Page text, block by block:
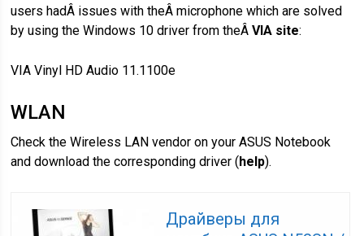
users hadÂ issues with theÂ microphone which are solved
by using the Windows 10 driver from theÂVIA site:
VIA Vinyl HD Audio 11.1100e
WLAN
Check the Wireless LAN vendor on your ASUS Notebook
and download the corresponding driver (help).
Драйверы для